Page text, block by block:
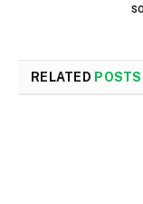
RELATED POSTS